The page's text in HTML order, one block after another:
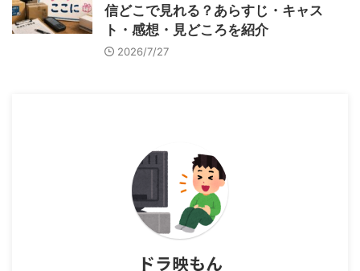
信どこで見れる？あらすじ・キャス
ト・感想・見どころを紹介
2026/7/27
ドラ映もん